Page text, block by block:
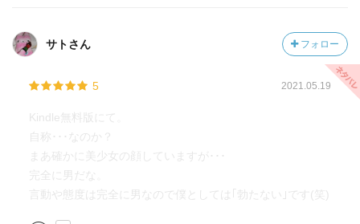
サトさん フォロー
5 2021.05.19
Kindle無料版にて。
自称･･･なのか？
まあ確かに美少女の顔していますが･･･
完全に男だな。
言動や態度は完全に男なので僕としては｢勃たない｣です(笑)